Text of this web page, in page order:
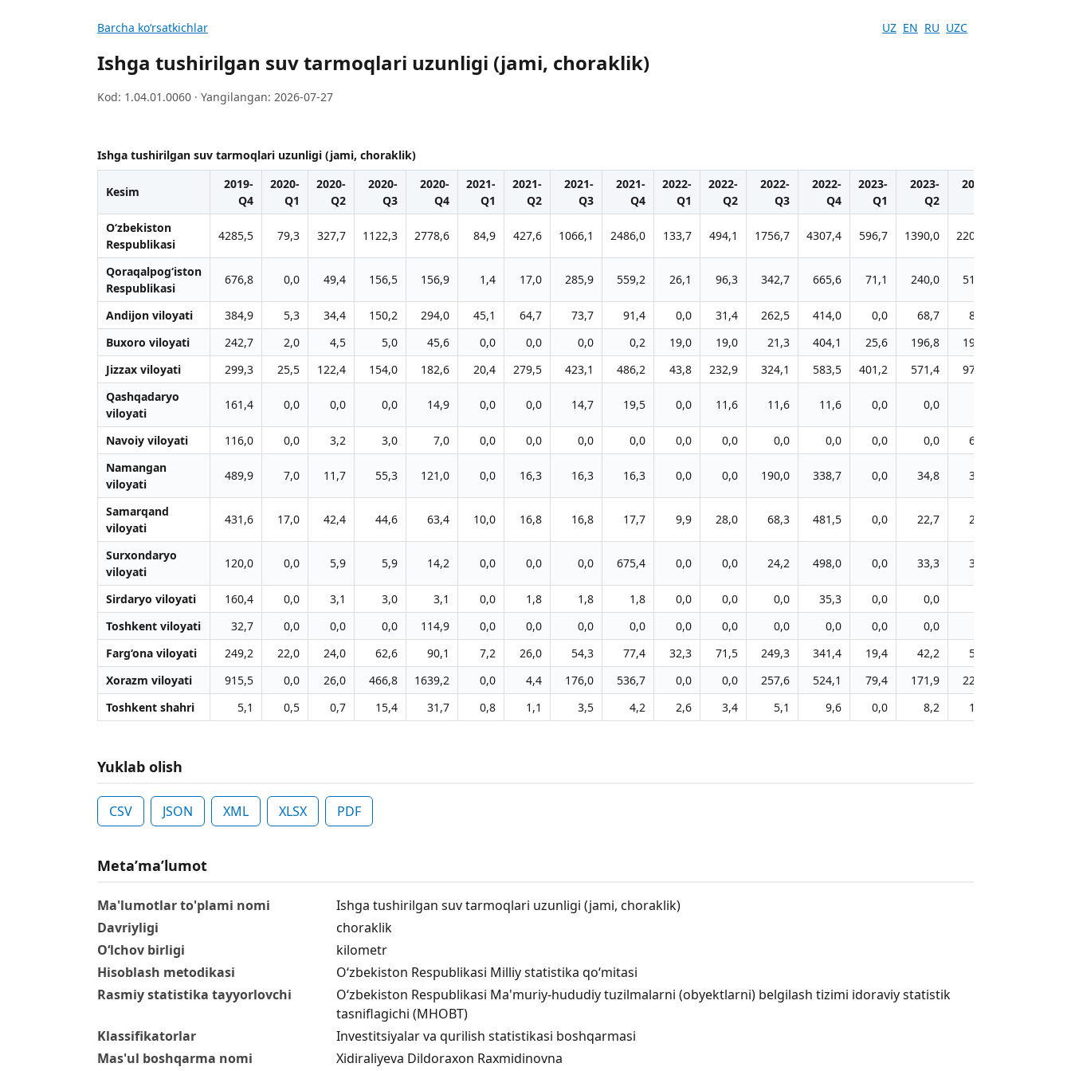
Barcha koʻrsatkichlar UZ EN RU UZC
Ishga tushirilgan suv tarmoqlari uzunligi (jami, choraklik)
Kod: 1.04.01.0060 · Yangilangan: 2026-07-27
Ishga tushirilgan suv tarmoqlari uzunligi (jami, choraklik)
Kesim
2019-
Q4
2020-
Q1
2020-
Q2
2020-
Q3
2020-
Q4
2021-
Q1
2021-
Q2
2021-
Q3
2021-
Q4
2022-
Q1
2022-
Q2
2022-
Q3
2022-
Q4
2023-
Q1
2023-
Q2
2023-
O‘zbekiston
Respublikasi
4285,5 79,3 327,7 1122,3 2778,6 84,9 427,6 1066,1 2486,0 133,7 494,1 1756,7 4307,4 596,7 1390,0 2207,4
Qoraqalpog‘iston
Respublikasi
676,8 0,0 49,4 156,5 156,9 1,4 17,0 285,9 559,2 26,1 96,3 342,7 665,6 71,1 240,0 510,9
Andijon viloyati 384,9 5,3 34,4 150,2 294,0 45,1 64,7 73,7 91,4 0,0 31,4 262,5 414,0 0,0 68,7 80,7
Buxoro viloyati
242,7 2,0 4,5 5,0 45,6 0,0 0,0 0,0 0,2 19,0 19,0 21,3 404,1 25,6 196,8 196,8
Jizzax viloyati
299,3 25,5 122,4 154,0 182,6 20,4 279,5 423,1 486,2 43,8 232,9 324,1 583,5 401,2 571,4 970,3
Qashqadaryo
viloyati
161,4 0,0 0,0 0,0 14,9 0,0 0,0 14,7 19,5 0,0 11,6 11,6 11,6 0,0 0,0
Navoiy viloyati 116,0 0,0 3,2 3,0 7,0 0,0 0,0 0,0 0,0 0,0 0,0 0,0 0,0 0,0 0,0 62,0
Namangan
viloyati
489,9 7,0 11,7 55,3 121,0 0,0 16,3 16,3 16,3 0,0 0,0 190,0 338,7 0,0 34,8 34,8
Samarqand
viloyati
431,6 17,0 42,4 44,6 63,4 10,0 16,8 16,8 17,7 9,9 28,0 68,3 481,5 0,0 22,7 29,1
Surxondaryo
viloyati
120,0 0,0 5,9 5,9 14,2 0,0 0,0 0,0 675,4 0,0 0,0 24,2 498,0 0,0 33,3 33,3
Sirdaryo viloyati 160,4 0,0 3,1 3,0 3,1 0,0 1,8 1,8 1,8 0,0 0,0 0,0 35,3 0,0 0,0
Toshkent viloyati
32,7 0,0 0,0 0,0 114,9 0,0 0,0 0,0 0,0 0,0 0,0 0,0 0,0 0,0 0,0
Farg‘ona viloyati
249,2 22,0 24,0 62,6 90,1 7,2 26,0 54,3 77,4 32,3 71,5 249,3 341,4 19,4 42,2 50,6
Xorazm viloyati
915,5 0,0 26,0 466,8 1639,2 0,0 4,4 176,0 536,7 0,0 0,0 257,6 524,1 79,4 171,9 228,6
Toshkent shahri
5,1 0,5 0,7 15,4 31,7 0,8 1,1 3,5 4,2 2,6 3,4 5,1 9,6 0,0 8,2 10,3
Yuklab olish
CSV JSON XML XLSX PDF
Metaʼmaʼlumot
Ma'lumotlar to'plami nomi
Ishga tushirilgan suv tarmoqlari uzunligi (jami, choraklik)
Davriyligi
choraklik
O‘lchov birligi
kilometr
Hisoblash metodikasi
O‘zbekiston Respublikasi Milliy statistika qo‘mitasi
Rasmiy statistika tayyorlovchi
O‘zbekiston Respublikasi Ma'muriy-hududiy tuzilmalarni (obyektlarni) belgilash tizimi idoraviy statistik
tasniflagichi (MHOBT)
Klassifikatorlar
Investitsiyalar va qurilish statistikasi boshqarmasi
Mas'ul boshqarma nomi
Xidiraliyeva Dildoraxon Raxmidinovna